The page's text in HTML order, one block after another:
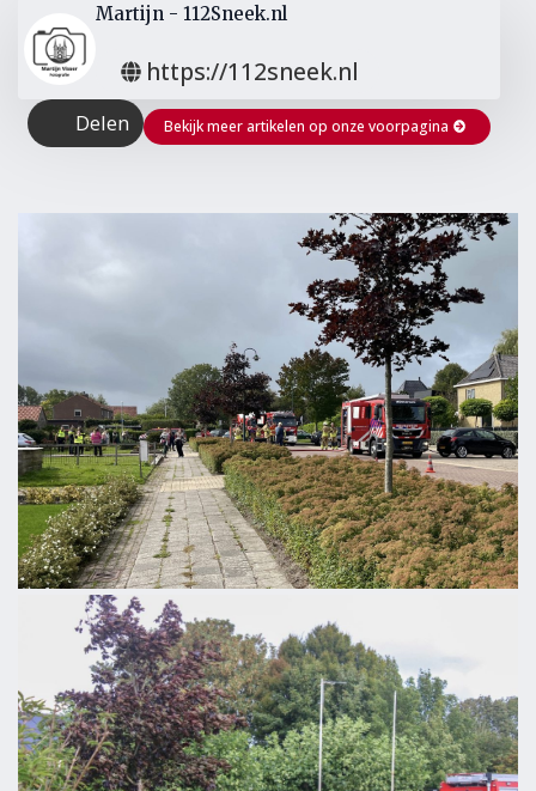
Martijn - 112Sneek.nl
https://112sneek.nl
Delen Bekijk meer artikelen op onze voorpagina